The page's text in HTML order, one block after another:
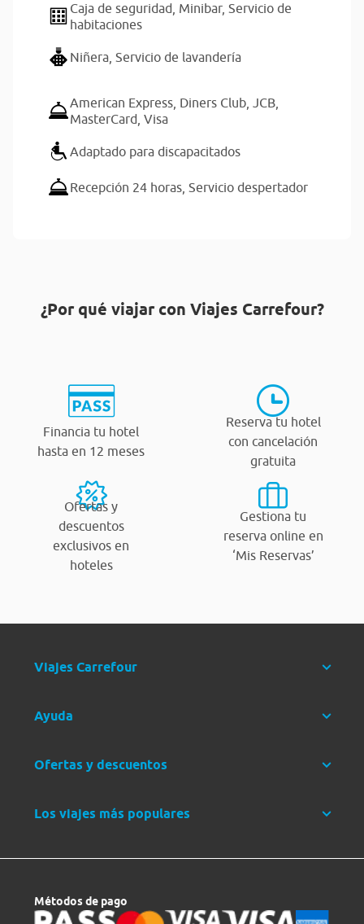
Caja de seguridad, Minibar, Servicio de
habitaciones
Niñera, Servicio de lavandería
American Express, Diners Club, JCB,
MasterCard, Visa
Adaptado para discapacitados
Recepción 24 horas, Servicio despertador
¿Por qué viajar con Viajes Carrefour?
Financia tu hotel
hasta en 12 meses
Reserva tu hotel
con cancelación
gratuita
Ofertas y
descuentos
exclusivos en
hoteles
Gestiona tu
reserva online en
‘Mis Reservas’
Viajes Carrefour
Ayuda
Ofertas y descuentos
Los viajes más populares
Métodos de pago